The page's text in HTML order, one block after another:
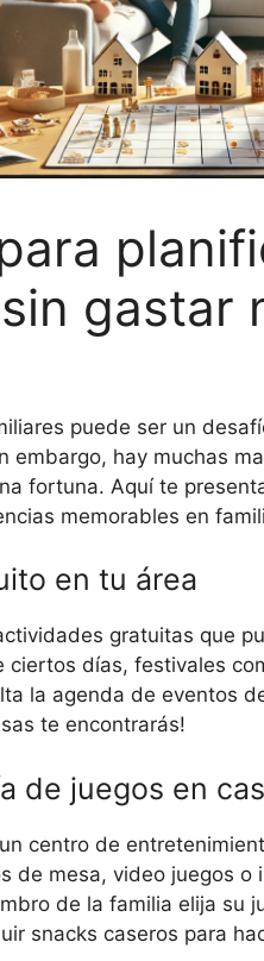
gastar
puede ser un
embargo, hay muchas
fortuna. Aquí te
memorables en
en tu área
gratuitas que
ciertos días, festivales
la agenda de eventos
te encontrarás!
de juegos en
centro de
de mesa, video juegos
de la familia elija su
snacks caseros para